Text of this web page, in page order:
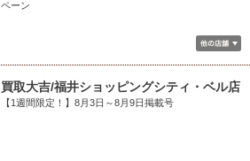
ペーン
買取大吉/福井ショッピングシティ・ベル店
【1週間限定！】8月3日～8月9日掲載号